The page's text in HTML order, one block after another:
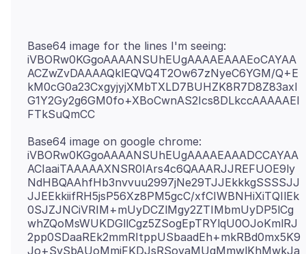
Base64 image for the lines I'm seeing:
iVBORw0KGgoAAAANSUhEUgAAAAEAAAEoCAYAA
ACZwZvDAAAAQklEQVQ4T2Ow67zNyeC6YGM/Q+E
kM0cG0a23CxgyjyjXMbTXLD7BUHZK8R7D8Z83axl
G1Y2Gy2g6GM0fo+XBoCwnAS2Ics8DLkccAAAAAEl
Base64 image on google chrome:
iVBORw0KGgoAAAANSUhEUgAAAAEAAADCCAYAA
ACIaaiTAAAAAXNSR0IArs4c6QAAARJJREFUOE9ly
NdHBQAAhfHb3nvvuu2997jNe29TJJEkkkgSSSSJJ
JJEEkkiifRH5jsP56Xz8PM5gcC/xfCIWBNHiXiTQIlEk
0SJZJNCiVRIM+mUyDCZlMgy2ZTIMbmUyDP5lCg
whZQoMsWUKDGllCgz5ZSogEpTRYlqU0OJoKmlRJ
2pp0SDaaREk2mmRItppUSbaadEh+mkRBd0mx5K9
Jo+SvSbAUoMmiFKDJsRSoyaMUqMmwlKhMwkJa